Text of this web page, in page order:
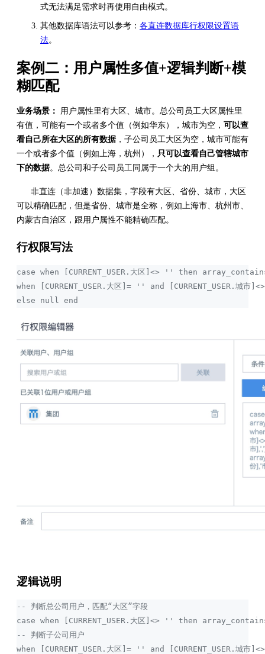
式无法满足需求时再使用自由模式。
其他数据库语法可以参考： 各直连数据库行权限设置语
法。
案例二：用户属性多值+逻辑判断+模
糊匹配
业务场景：
用户属性里有大区、城市。总公司员工大区属性里
有值，可能有一个或者多个值（例如华东），城市为空， 可以查
看自己所在大区的所有数据，子公司员工大区为空，城市可能有
一个或者多个值（例如上海，杭州）， 只可以查看自己管辖城市
下的数据。总公司和子公司员工同属于一个大的用户组。
非直连（非加速）数据集，字段有大区、省份、城市，大区
可以精确匹配，但是省份、城市是全称，例如上海市、杭州市、
内蒙古自治区，跟用户属性不能精确匹配。
行权限写法
case when [CURRENT_USER.大区]<> '' then
when [CURRENT_USER.大区]= '' and
else null end
逻辑说明
-- 判断总公司用户，匹配“大区”字段
case when [CURRENT_USER.大区]<> '' then
-- 判断子公司用户
when [CURRENT_USER.大区]= '' and [CURRENT_USER.城市